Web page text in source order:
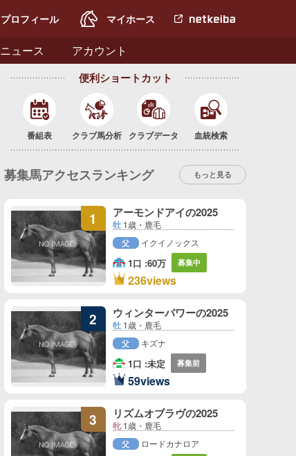
プロフィール マイホース netkeiba.com
ニュース アカウント
便利ショートカット
番組表 クラブ馬分析 クラブデータ 血統検索
募集馬アクセスランキング もっと見る
1 アーモンドアイの2025
牡1歳・鹿毛
父 イクイノックス
1口 :60万 募集中
1
位
236views
2 ウィンターパワーの2025
牡1歳・鹿毛
父 キズナ
1口 :未定 募集前
2
位
59views
3 リズムオブラヴの2025
牝1歳・鹿毛
父 ロードカナロア